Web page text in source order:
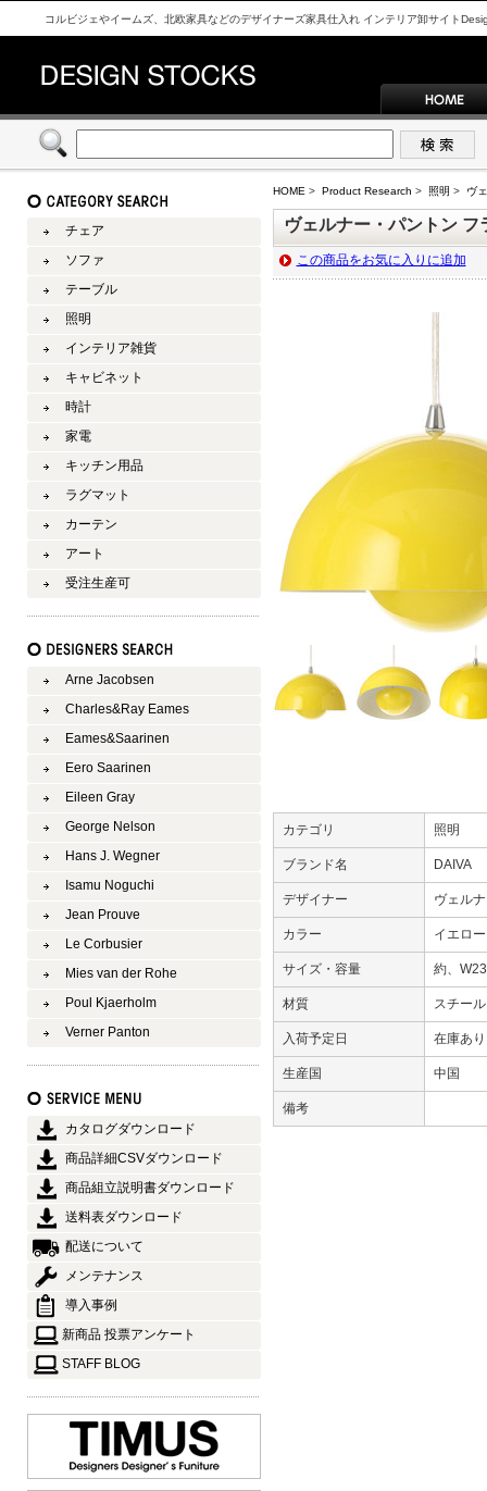
コルビジェやイームズ、北欧家具などのデザイナーズ家具仕入れ インテリア卸サイト
HOME > Product Research > 照明 > ヴ
ヴェルナー・パントン
この商品をお気に入りに追加
カテゴリ 照明
ブランド名 DAIVA
デザイナー ヴェル
カラー イエロ
サイズ・容量 約、
材質 スチー
入荷予定日 在庫あ
生産国 中国
備考
チェア
ソファ
テーブル
照明
インテリア雑貨
キャビネット
時計
家電
キッチン用品
ラグマット
カーテン
アート
受注生産可
Arne Jacobsen
Charles&Ray Eames
Eames&Saarinen
Eero Saarinen
Eileen Gray
George Nelson
Hans J. Wegner
Isamu Noguchi
Jean Prouve
Le Corbusier
Mies van der Rohe
Poul Kjaerholm
Verner Panton
カタログダウンロード
商品詳細CSVダウンロード
商品組立説明書ダウンロード
送料表ダウンロード
配送について
メンテナンス
導入事例
新商品 投票アンケート
STAFF BLOG